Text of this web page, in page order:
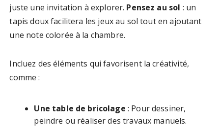
juste une invitation à explorer. Pensez au sol : un
tapis doux facilitera les jeux au sol tout en ajoutant
une note colorée à la chambre.
Incluez des éléments qui favorisent la créativité,
comme :
Une table de bricolage : Pour dessiner,
peindre ou réaliser des travaux manuels.